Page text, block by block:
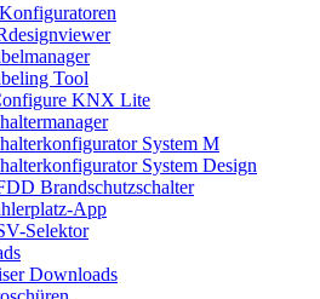
Tool
KNX Lite
System M
System Design
Brandschutzschalter
App
Selektor
Downloads